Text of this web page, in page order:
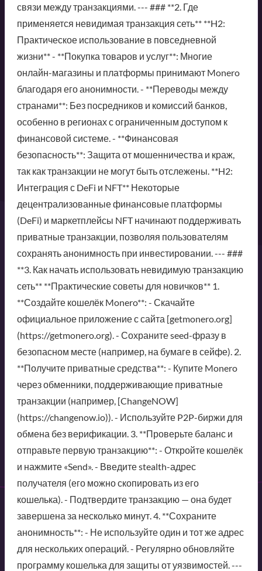
связи между транзакциями. --- ### **2. Где
применяется невидимая транзакция сеть** **H2:
Практическое использование в повседневной
жизни** - **Покупка товаров и услуг**: Многие
онлайн-магазины и платформы принимают Monero
благодаря его анонимности. - **Переводы между
странами**: Без посредников и комиссий банков,
особенно в регионах с ограниченным доступом к
финансовой системе. - **Финансовая
безопасность**: Защита от мошенничества и краж,
так как транзакции не могут быть отслежены. **H2:
Интеграция с DeFi и NFT** Некоторые
децентрализованные финансовые платформы
(DeFi) и маркетплейсы NFT начинают поддерживать
приватные транзакции, позволяя пользователям
сохранять анонимность при инвестировании. --- ###
**3. Как начать использовать невидимую транзакцию
сеть** **Практические советы для новичков** 1.
**Создайте кошелёк Monero**: - Скачайте
официальное приложение с сайта [getmonero.org]
(https://getmonero.org). - Сохраните seed-фразу в
безопасном месте (например, на бумаге в сейфе). 2.
**Получите приватные средства**: - Купите Monero
через обменники, поддерживающие приватные
транзакции (например, [ChangeNOW]
(https://changenow.io)). - Используйте P2P-биржи для
обмена без верификации. 3. **Проверьте баланс и
отправьте первую транзакцию**: - Откройте кошелёк
и нажмите «Send». - Введите stealth-адрес
получателя (его можно скопировать из его
кошелька). - Подтвердите транзакцию — она будет
завершена за несколько минут. 4. **Сохраните
анонимность**: - Не используйте один и тот же адрес
для нескольких операций. - Регулярно обновляйте
программу кошелька для защиты от уязвимостей. ---